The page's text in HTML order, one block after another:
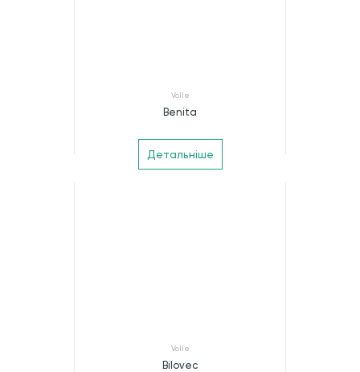
Volle
Benita
Детальніше
Volle
Bilovec